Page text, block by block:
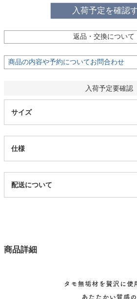
生活用品
キッチン用品
入荷予定を確認
返品・交換について
商品の内容や予約についてお問合わせ
入荷予定要確認
サイズ
仕様
5ds03003287
1色
配送について
商品詳細